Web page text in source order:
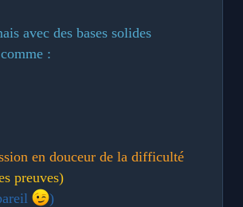
avec des bases solides
:
en douceur de la difficulté
preuves)
)